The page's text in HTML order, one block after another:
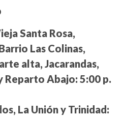
Santa Rosa,
Las Colinas,
alta, Jacarandas,
Reparto Abajo: 5:00 p.
La Unión y Trinidad: